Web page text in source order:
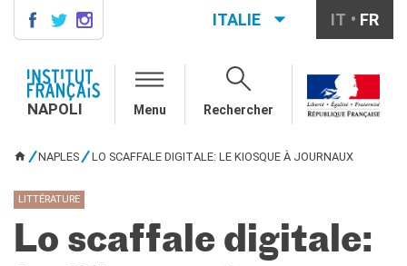
COURS DE FRANÇAIS
DIPLÔMES DELF DALF
Culturethèque, bibliothèque
numérique
ITALIE IT FR
NAPOLI Menu Rechercher
NAPLES LO SCAFFALE DIGITALE: LE KIOSQUE À JOURNAUX
LITTÉRATURE
Lo scaffale digitale: